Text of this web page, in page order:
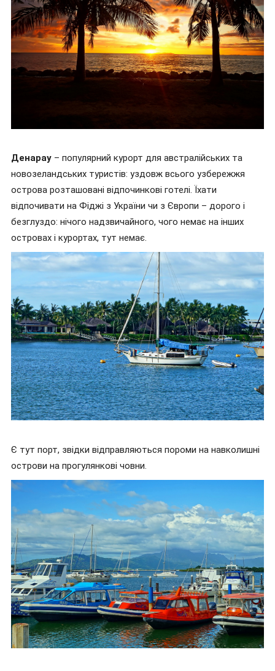
Денарау – популярний курорт для австралійських та
новозеландських туристів: уздовж всього узбережжя
острова розташовані відпочинкові готелі. Їхати
відпочивати на Фіджі з України чи з Європи – дорого і
безглуздо: нічого надзвичайного, чого немає на інших
островах і курортах, тут немає.
Є тут порт, звідки відправляються пороми на навколишні
острови на прогулянкові човни.